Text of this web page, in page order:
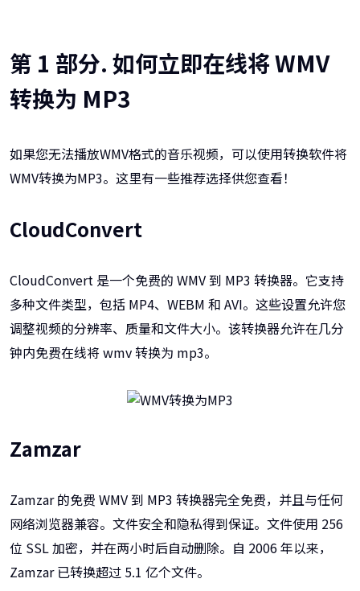
第 1 部分. 如何立即在线将 WMV
转换为 MP3
如果您无法播放WMV格式的音乐视频，可以使用转换软件将
WMV转换为MP3。这里有一些推荐选择供您查看！
CloudConvert
CloudConvert 是一个免费的 WMV 到 MP3 转换器。它支持
多种文件类型，包括 MP4、WEBM 和 AVI。这些设置允许您
调整视频的分辨率、质量和文件大小。该转换器允许在几分
钟内免费在线将 wmv 转换为 mp3。
Zamzar
Zamzar 的免费 WMV 到 MP3 转换器完全免费，并且与任何
网络浏览器兼容。文件安全和隐私得到保证。文件使用 256
位 SSL 加密，并在两小时后自动删除。自 2006 年以来，
Zamzar 已转换超过 5.1 亿个文件。